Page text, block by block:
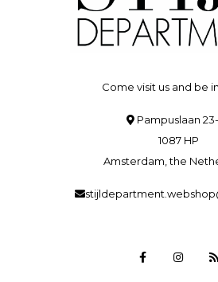
Come visit us and be
Pampuslaan
1087 HP
Amsterdam, the